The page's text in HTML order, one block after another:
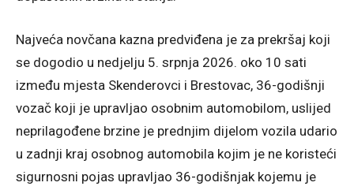
Najveća novčana kazna predviđena je za prekršaj koji
se dogodio u nedjelju 5. srpnja 2026. oko 10 sati
između mjesta Skenderovci i Brestovac, 36-godišnji
vozač koji je upravljao osobnim automobilom, uslijed
neprilagođene brzine je prednjim dijelom vozila udario
u zadnji kraj osobnog automobila kojim je ne koristeći
sigurnosni pojas upravljao 36-godišnjak kojemu je